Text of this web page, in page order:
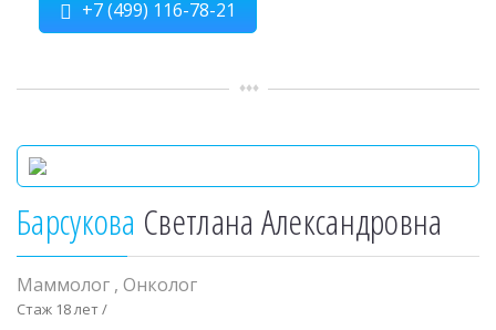
+7 (499) 116-78-21
Барсукова Светлана Александровна
Маммолог , Онколог
Стаж 18 лет /